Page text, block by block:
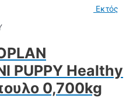
Εκτός
PUPPY Healthy
0,700kg